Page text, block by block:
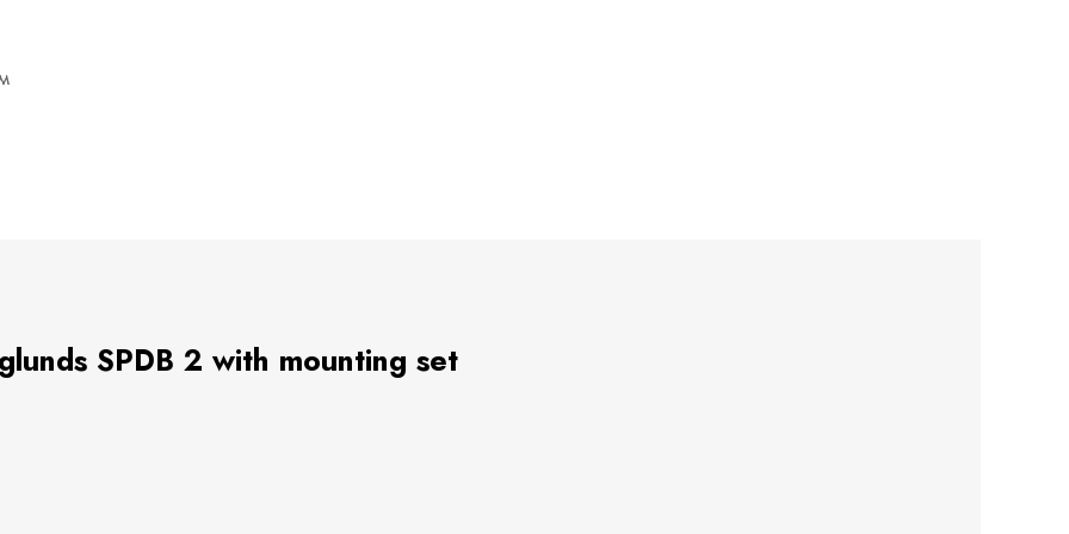
SPDB 2 with mounting set